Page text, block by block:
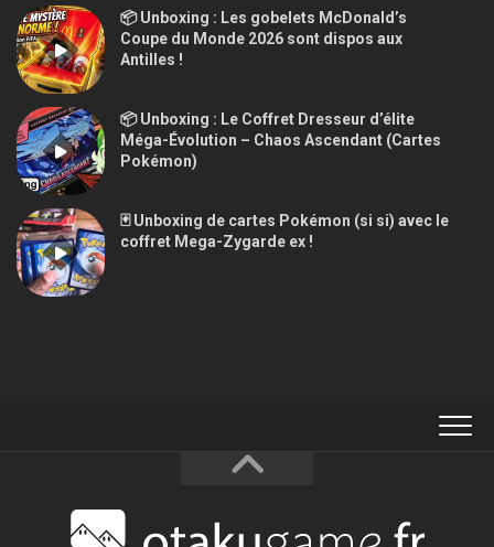
📦 Unboxing : Les gobelets McDonald’s
Coupe du Monde 2026 sont dispos aux
Antilles !
📦 Unboxing : Le Coffret Dresseur d’élite
Méga-Évolution – Chaos Ascendant (Cartes
Pokémon)
🃏 Unboxing de cartes Pokémon (si si) avec le
coffret Mega-Zygarde ex !